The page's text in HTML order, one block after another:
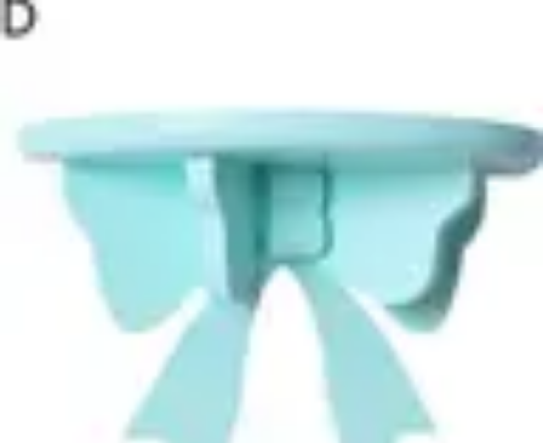
Services Sécurité
Choix du service